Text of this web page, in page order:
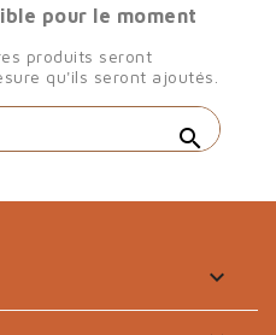
pour le moment
produits seront
qu'ils seront ajoutés.
search
